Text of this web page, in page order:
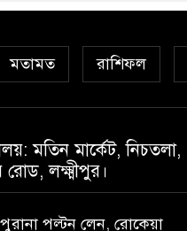
মতামত রাশিফল
মতিন মার্কেট, নিচতলা,
রোড, লক্ষ্মীপুর।
পল্টন লেন, রোকেয়া